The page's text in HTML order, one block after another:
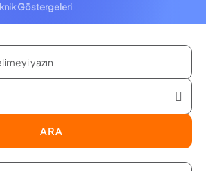
Göstergeleri
ARA